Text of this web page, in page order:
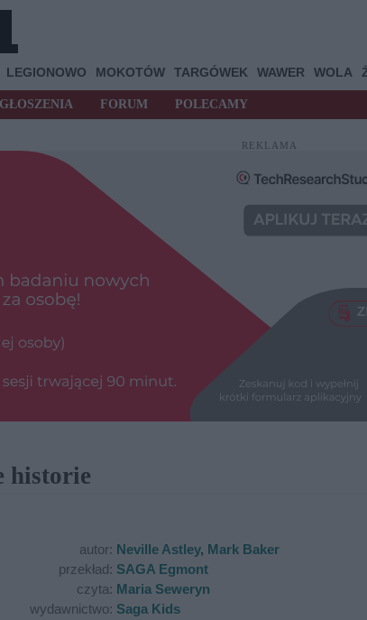
LEGIONOWO MOKOTÓW TARGÓWEK WAWER WOLA
FORUM POLECAMY
REKLAMA
historie
autor: Neville Astley, Mark Baker
przekład: SAGA Egmont
czyta: Maria Seweryn
wydawnictwo: Saga Kids